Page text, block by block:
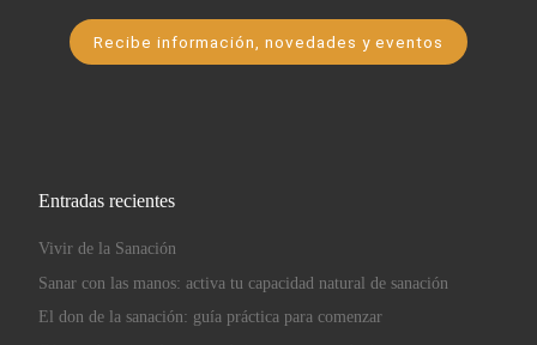
Recibe información, novedades y eventos
Entradas recientes
Vivir de la Sanación
Sanar con las manos: activa tu capacidad natural de sanación
El don de la sanación: guía práctica para comenzar